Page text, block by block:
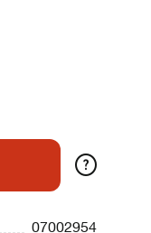
?
07002954